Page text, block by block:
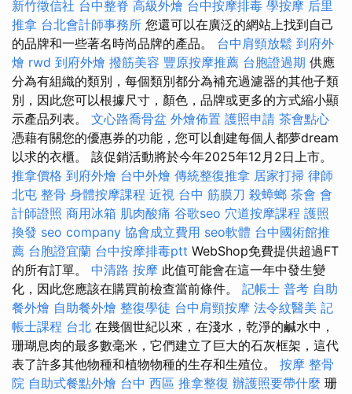
新竹徵信社 台中整脊 高級外燴 台中按摩排毒 學按摩 后里
推拿 台北會計師事務所 您還可以在廣泛的網站上找到自己
的品牌和一些著名時尚品牌的產品。 台中肩頸放鬆 到府外
燴 rwd 到府外燴 撥筋美容 豐原按摩推薦 台胞證過期 供應
分為有組織的類別，每個類別都分為補充過濾器的其他子類
別，因此您可以根據尺寸，顏色，品牌或更多的方式縮小顯
示產品列表。 文心路喬骨盆 外燴佈置 護照申請 茶會點心
憑藉有關您的優惠券的功能，您可以創建每個人都夢dream
以求的衣櫃。 該促銷活動將於今年2025年12月2日上市。
推拿價格 到府外燴 台中外燴 傳統整復推拿 居家打掃 律師
北屯 整骨 身體按摩課程 近視 台中 筋膜刀 殺蟑螂 茶會 會
計師證照 商用冰箱 肌肉酸痛 谷歌seo 穴道按摩課程 護照
換發 seo company 協會成立費用 seo軟體 台中國術館推
薦 台胞證宜蘭 台中按摩排毒ptt WebShop免費提供超過FT
的所有訂單。 中清路 按摩 此值可能會在這一年中發生變
化，因此您應該在購買前檢查當前條件。 記帳士 普考 自助
餐外燴 自助餐外燴 整復學徒 台中肩頸按摩 法令紋醫美 記
帳士課程 台北 在幾個世紀以來，在淺水，乾淨的鹹水中，
珊瑚息肉的最多數毫米，它們建立了巨大的石灰框架，這代
表了許多其他物種和植物物種的生存和生殖位。 按摩 整骨
院 自助式餐點外燴 台中 西區 推拿整復 辦護照要帶什麼 珊